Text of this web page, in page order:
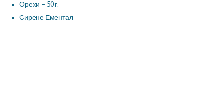
Орехи – 50 г.
Сирене Ементал